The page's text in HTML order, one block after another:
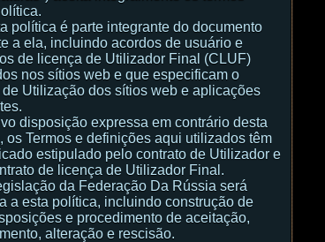
política é parte integrante do documento
a ela, incluindo acordos de usuário e
de licença de Utilizador Final (CLUF)
nos sítios web e que especificam o
de Utilização dos sítios web e aplicações
disposição expressa em contrário desta
os Termos e definições aqui utilizados têm
estipulado pelo contrato de Utilizador e
de licença de Utilizador Final.
da Federação Da Rússia será
a esta política, incluindo construção de
e procedimento de aceitação,
alteração e rescisão.